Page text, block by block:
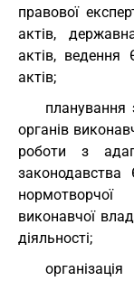
правової
актів,
актів, ведення
актів;
планування
органів
роботи з
законодавства
нормотворчої
виконавчої
діяльності;